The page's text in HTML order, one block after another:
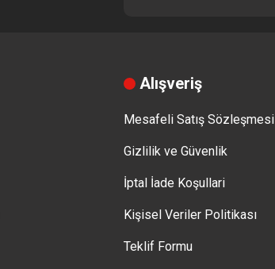
Alışveriş
Mesafeli Satış Sözleşmesi
Gizlilik ve Güvenlik
İptal İade Koşullari
Kişisel Veriler Politikası
Teklif Formu